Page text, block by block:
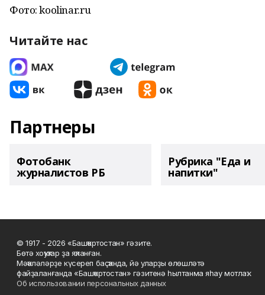
Фото: koolinar.ru
Читайте нас
Партнеры
Фотобанк
журналистов РБ
Рубрика "Еда и
напитки"
© 1917 - 2026 «Башҡортостан» гәзите.
Бөтә хоҡуҡтар ҙа яҡланған.
Мәҡәләләрҙе күсереп баҫҡанда, йә уларҙы өлөшләтә
файҙаланғанда «Башҡортостан» гәзитенә һылтанма яһау мотлаҡ.
Об использовании персональных данных